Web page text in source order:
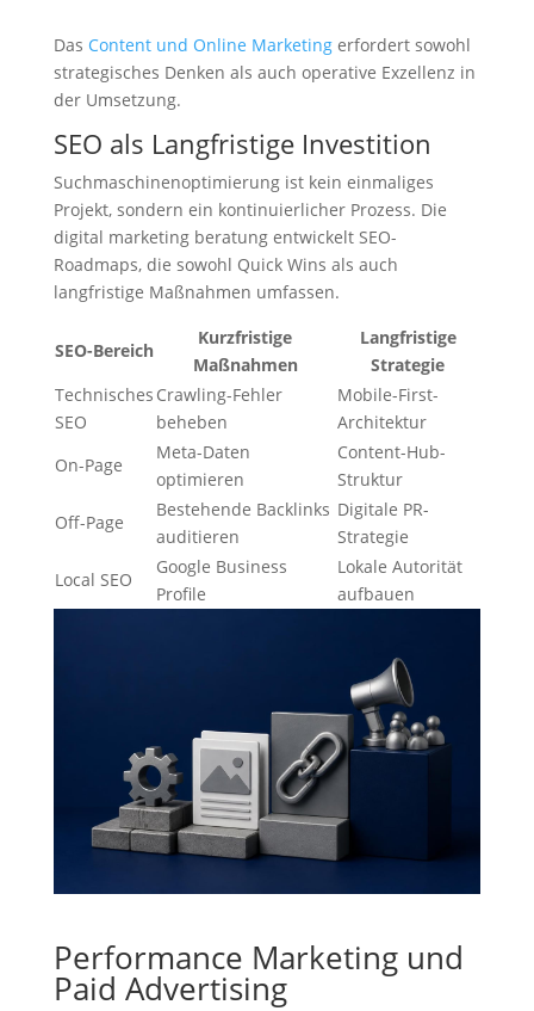
Das Content und Online Marketingerfordert sowohl
strategisches Denken als auch operative Exzellenz in
der Umsetzung.
SEO als Langfristige Investition
Suchmaschinenoptimierung ist kein einmaliges
Projekt, sondern ein kontinuierlicher Prozess. Die
digital marketing beratung entwickelt SEO-
Roadmaps, die sowohl Quick Wins als auch
langfristige Maßnahmen umfassen.
SEO-Bereich
Kurzfristige
Maßnahmen
Langfristige
Strategie
Technisches
SEO
Crawling-Fehler
beheben
Mobile-First-
Architektur
On-Page
Meta-Daten
optimieren
Content-Hub-
Struktur
Off-Page
Bestehende Backlinks
auditieren
Digitale PR-
Strategie
Local SEO
Google Business
Profile
Lokale Autorität
aufbauen
Performance Marketing und
Paid Advertising